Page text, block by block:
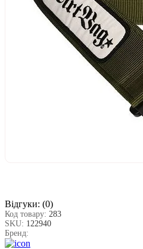
Відгуки: (0)
Код товару: 283
SKU: 122940
Бренд: